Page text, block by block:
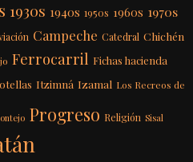
1930s 1940s 1950s 1960s 1970s
Campeche Catedral Chichén
Ferrocarril Fichas hacienda
Itzimná Izamal Los Recreos de
Progreso Religión Sisal